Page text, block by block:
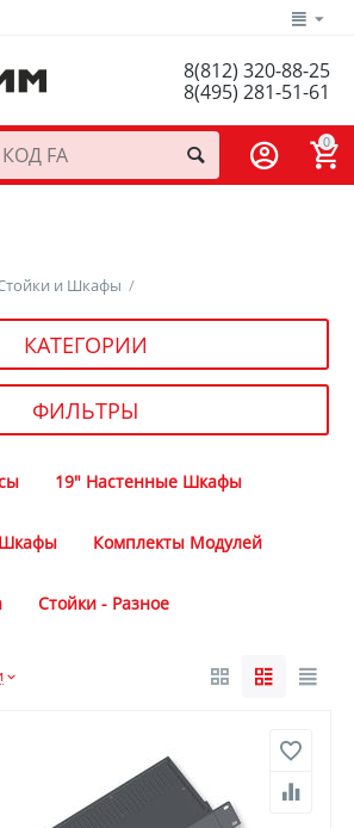
8(812) 320-88-25
8(495) 281-51-61
0
и Шкафы /
КАТЕГОРИИ
ФИЛЬТРЫ
19" Настенные Шкафы
Шкафы Комплекты Модулей
Стойки - Разное